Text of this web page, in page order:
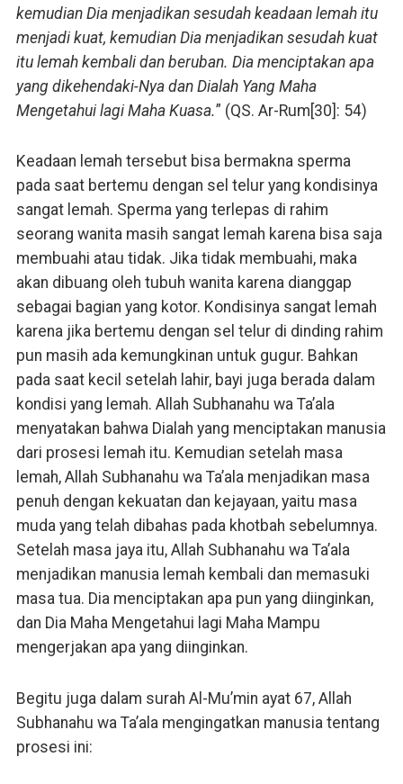
kemudian Dia menjadikan sesudah keadaan lemah itu
menjadi kuat, kemudian Dia menjadikan sesudah kuat
itu lemah kembali dan beruban. Dia menciptakan apa
yang dikehendaki-Nya dan Dialah Yang Maha
Mengetahui lagi Maha Kuasa.” (QS. Ar-Rum[30]: 54)
Keadaan lemah tersebut bisa bermakna sperma
pada saat bertemu dengan sel telur yang kondisinya
sangat lemah. Sperma yang terlepas di rahim
seorang wanita masih sangat lemah karena bisa saja
membuahi atau tidak. Jika tidak membuahi, maka
akan dibuang oleh tubuh wanita karena dianggap
sebagai bagian yang kotor. Kondisinya sangat lemah
karena jika bertemu dengan sel telur di dinding rahim
pun masih ada kemungkinan untuk gugur. Bahkan
pada saat kecil setelah lahir, bayi juga berada dalam
kondisi yang lemah. Allah Subhanahu wa Ta’ala
menyatakan bahwa Dialah yang menciptakan manusia
dari prosesi lemah itu. Kemudian setelah masa
lemah, Allah Subhanahu wa Ta’ala menjadikan masa
penuh dengan kekuatan dan kejayaan, yaitu masa
muda yang telah dibahas pada khotbah sebelumnya.
Setelah masa jaya itu, Allah Subhanahu wa Ta’ala
menjadikan manusia lemah kembali dan memasuki
masa tua. Dia menciptakan apa pun yang diinginkan,
dan Dia Maha Mengetahui lagi Maha Mampu
mengerjakan apa yang diinginkan.
Begitu juga dalam surah Al-Mu’min ayat 67, Allah
Subhanahu wa Ta’ala mengingatkan manusia tentang
prosesi ini: